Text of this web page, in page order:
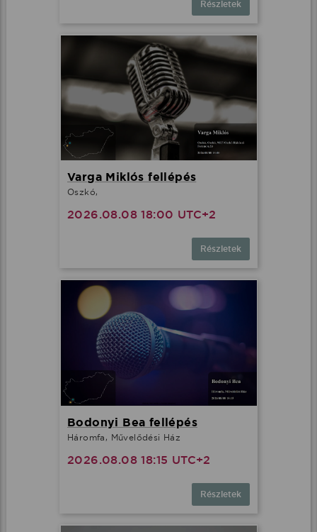
Részletek
Varga Miklós fellépés
Oszkó,
2026.08.08 18:00 UTC+2
Részletek
Bodonyi Bea fellépés
Háromfa, Művelődési Ház
2026.08.08 18:15 UTC+2
Részletek